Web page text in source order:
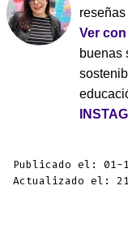
Ver
buenas
Publicado el: 01-
Actualizado el: